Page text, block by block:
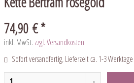
74,90 € *
inkl. MwSt. zzgl. Versandkosten
Sofort versandfertig, Lieferzeit ca. 1-3 Werktage